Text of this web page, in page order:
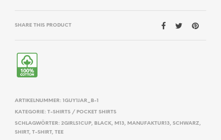
SHARE THIS PRODUCT
ARTIKELNUMMER: 1GUY1JAR_B-1
KATEGORIE: T-SHIRTS / POCKET SHIRTS
SCHLAGWÖRTER: 2GIRLS1CUP, BLACK, M13, MANUFAKTUR13, SCHWARZ,
SHIRT, T-SHIRT, TEE